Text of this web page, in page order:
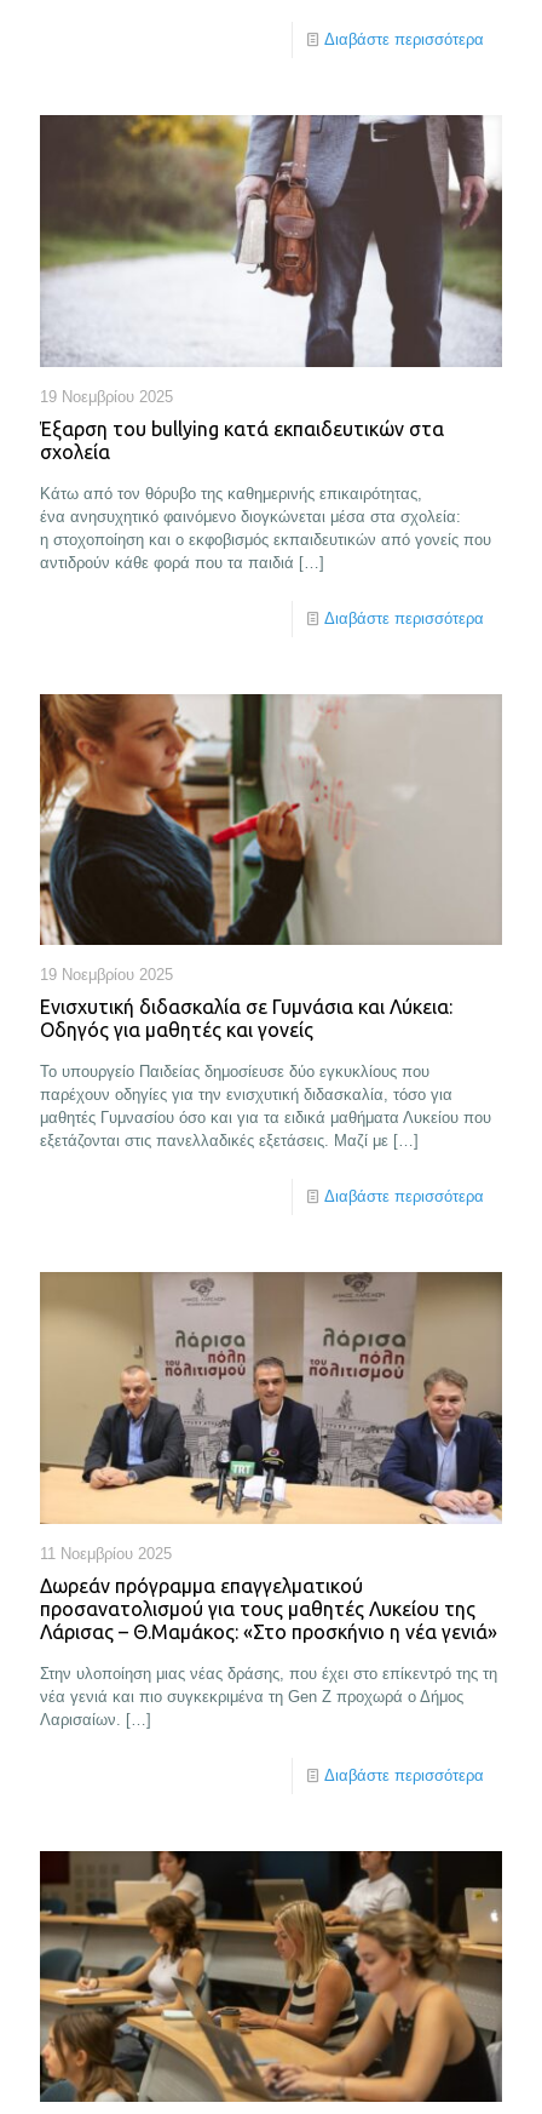
Διαβάστε περισσότερα
19 Νοεμβρίου 2025
Έξαρση του bullying κατά εκπαιδευτικών στα
σχολεία
Κάτω από τον θόρυβο της καθημερινής επικαιρότητας,
ένα ανησυχητικό φαινόμενο διογκώνεται μέσα στα σχολεία:
η στοχοποίηση και ο εκφοβισμός εκπαιδευτικών από γονείς που
αντιδρούν κάθε φορά που τα παιδιά […]
Διαβάστε περισσότερα
19 Νοεμβρίου 2025
Ενισχυτική διδασκαλία σε Γυμνάσια και Λύκεια:
Οδηγός για μαθητές και γονείς
Το υπουργείο Παιδείας δημοσίευσε δύο εγκυκλίους που
παρέχουν οδηγίες για την ενισχυτική διδασκαλία, τόσο για
μαθητές Γυμνασίου όσο και για τα ειδικά μαθήματα Λυκείου που
εξετάζονται στις πανελλαδικές εξετάσεις. Μαζί με […]
Διαβάστε περισσότερα
11 Νοεμβρίου 2025
Δωρεάν πρόγραμμα επαγγελματικού
προσανατολισμού για τους μαθητές Λυκείου της
Λάρισας – Θ.Μαμάκος: «Στο προσκήνιο η νέα γενιά»
Στην υλοποίηση μιας νέας δράσης, που έχει στο επίκεντρό της τη
νέα γενιά και πιο συγκεκριμένα τη Gen Z προχωρά ο Δήμος
Λαρισαίων.
[…]
Διαβάστε περισσότερα